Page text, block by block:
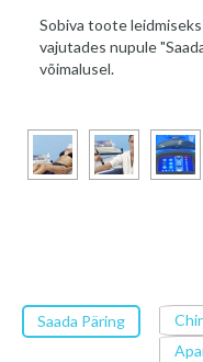
Sobiva toote
vajutades nupule
võimalusel.
Saada Päring